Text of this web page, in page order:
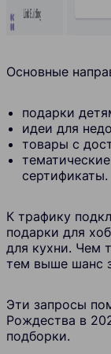
Основные
подарки
идеи для
товары с
сертификаты.
К трафику
подарки для
для кухни. Чем
тем выше шанс
Эти запросы
Рождества в
подборки.